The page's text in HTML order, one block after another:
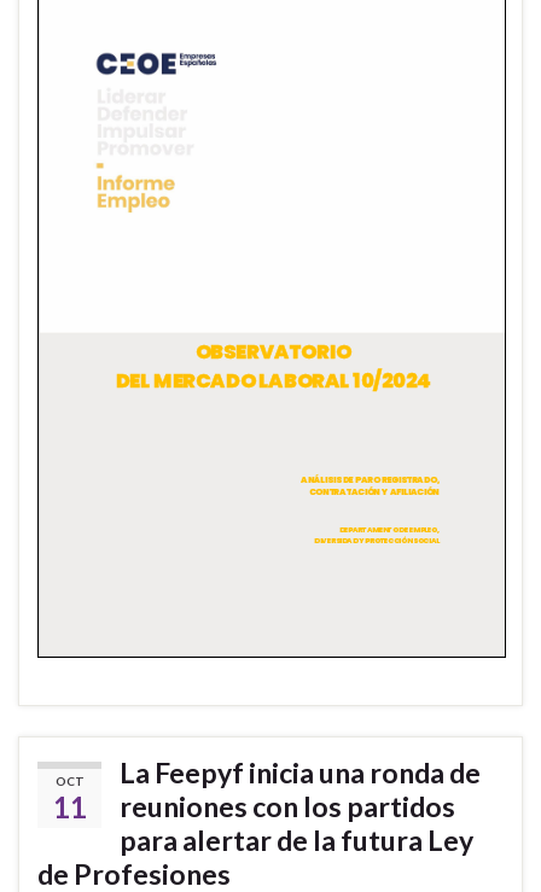
OCT
11
La Feepyf inicia una ronda de
reuniones con los partidos
para alertar de la futura Ley
de Profesiones